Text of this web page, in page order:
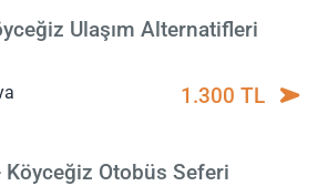
Ulaşım Alternatifleri
1.300 TL
Köyceğiz Otobüs Seferi